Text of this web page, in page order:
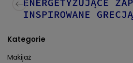
Kategorie
Makijaż